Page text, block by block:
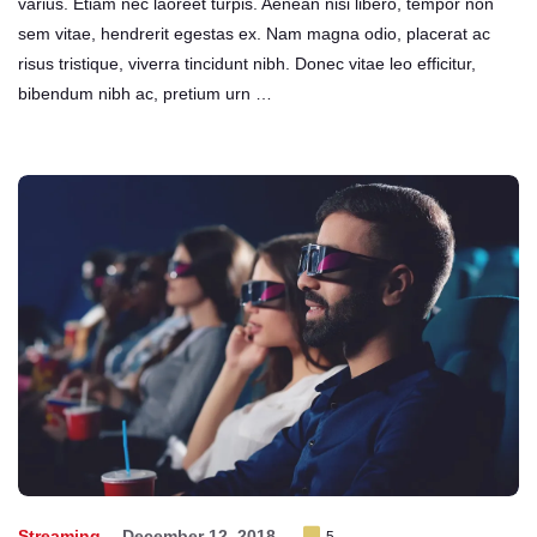
sem vitae, hendrerit egestas ex. Nam magna odio, placerat ac
risus tristique, viverra tincidunt nibh. Donec vitae leo efficitur,
bibendum nibh ac, pretium urn …